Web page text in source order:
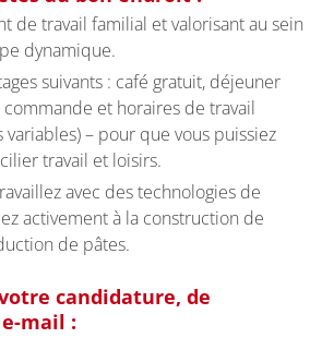
de travail familial et valorisant au sein
dynamique.
suivants : café gratuit, déjeuner
et horaires de travail
– pour que vous puissiez
travail et loisirs.
avec des technologies de
activement à la construction de
de pâtes.
candidature, de
mail :